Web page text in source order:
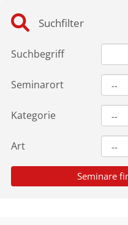
Suchfilter
Suchbegriff
Seminarort
Kategorie
Art